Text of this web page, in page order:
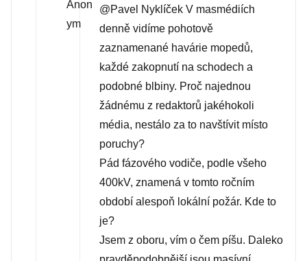
@Pavel Nyklíček V masmédiích
denně vidíme pohotově
zaznamenané havárie mopedů,
každé zakopnutí na schodech a
podobné blbiny. Proč najednou
žádnému z redaktorů jakéhokoli
média, nestálo za to navštívit místo
poruchy?
Pád fázového vodiče, podle všeho
400kV, znamená v tomto ročním
období alespoň lokální požár. Kde to
je?
Jsem z oboru, vím o čem píšu. Daleko